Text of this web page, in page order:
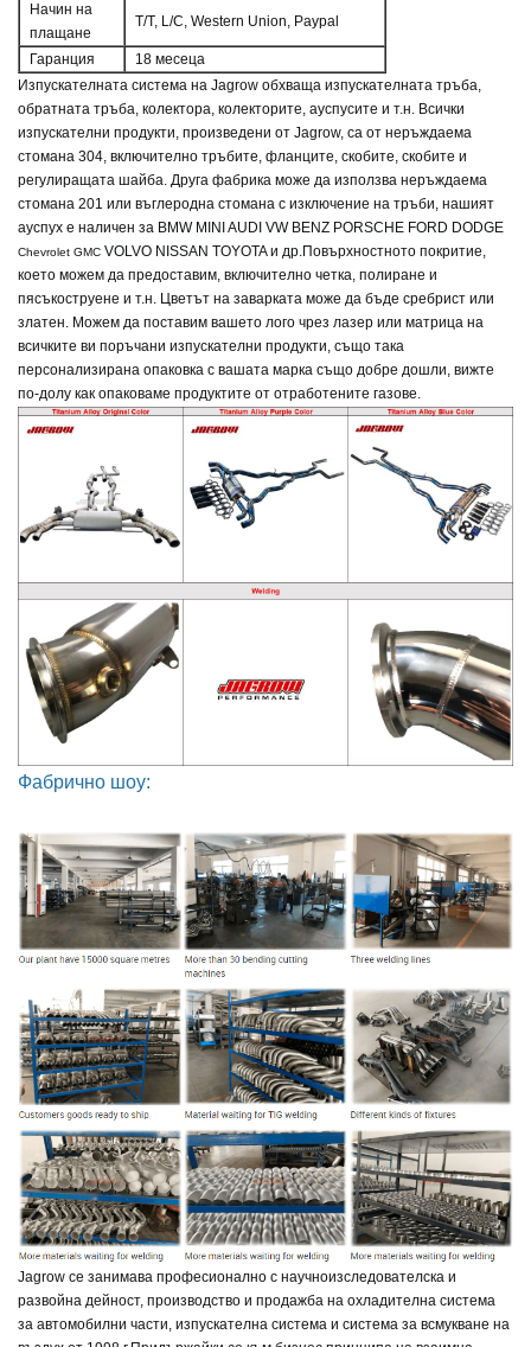
Начин на
плащане
T/T, L/C, Western Union, Paypal
Гаранция
18 месеца
Изпускателната система на Jagrow обхваща изпускателната тръба,
обратната тръба, колектора, колекторите, ауспусите и т.н. Всички
изпускателни продукти, произведени от Jagrow, са от неръждаема
стомана 304, включително тръбите, фланците, скобите, скобите и
регулиращата шайба. Друга фабрика може да използва неръждаема
стомана 201 или въглеродна стомана с изключение на тръби, нашият
ауспух е наличен за BMW MINI AUDI VW BENZ PORSCHE FORD DODGE
Chevrolet GMC VOLVO NISSAN TOYOTA и др.Повърхностното покритие,
което можем да предоставим, включително четка, полиране и
пясъкоструене и т.н. Цветът на заварката може да бъде сребрист или
златен. Можем да поставим вашето лого чрез лазер или матрица на
всичките ви поръчани изпускателни продукти, също така
персонализирана опаковка с вашата марка също добре дошли, вижте
по-долу как опаковаме продуктите от отработените газове.
Фабрично шоу:
Jagrow се занимава професионално с научноизследователска и
развойна дейност, производство и продажба на охладителна система
за автомобилни части, изпускателна система и система за всмукване на